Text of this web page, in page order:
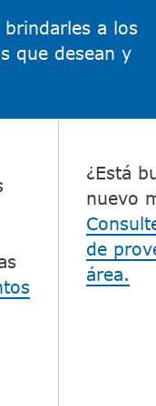
brindarles a los
que desean y
¿Está
nuevo
de
área.